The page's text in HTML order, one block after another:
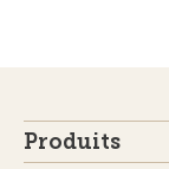
Produits